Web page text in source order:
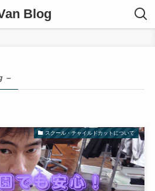
Blog
–
スクール・チャイルドカットについて